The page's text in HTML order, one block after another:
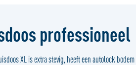
professioneel
XL is extra stevig, heeft een autolock